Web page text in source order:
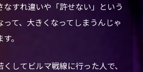
なすれ違いや「許せない」という
て、大きくなってしまうんじゃ
。
してビルマ戦線に行った人で、